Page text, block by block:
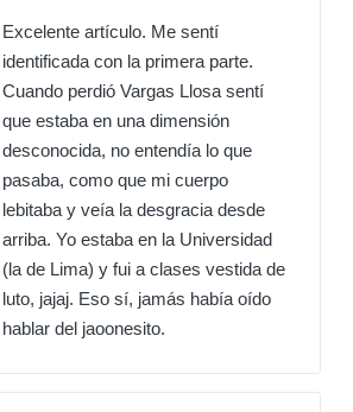
Excelente artículo. Me sentí
identificada con la primera parte.
Cuando perdió Vargas Llosa sentí
que estaba en una dimensión
desconocida, no entendía lo que
pasaba, como que mi cuerpo
lebitaba y veía la desgracia desde
arriba. Yo estaba en la Universidad
(la de Lima) y fui a clases vestida de
luto, jajaj. Eso sí, jamás había oído
hablar del jaoonesito.